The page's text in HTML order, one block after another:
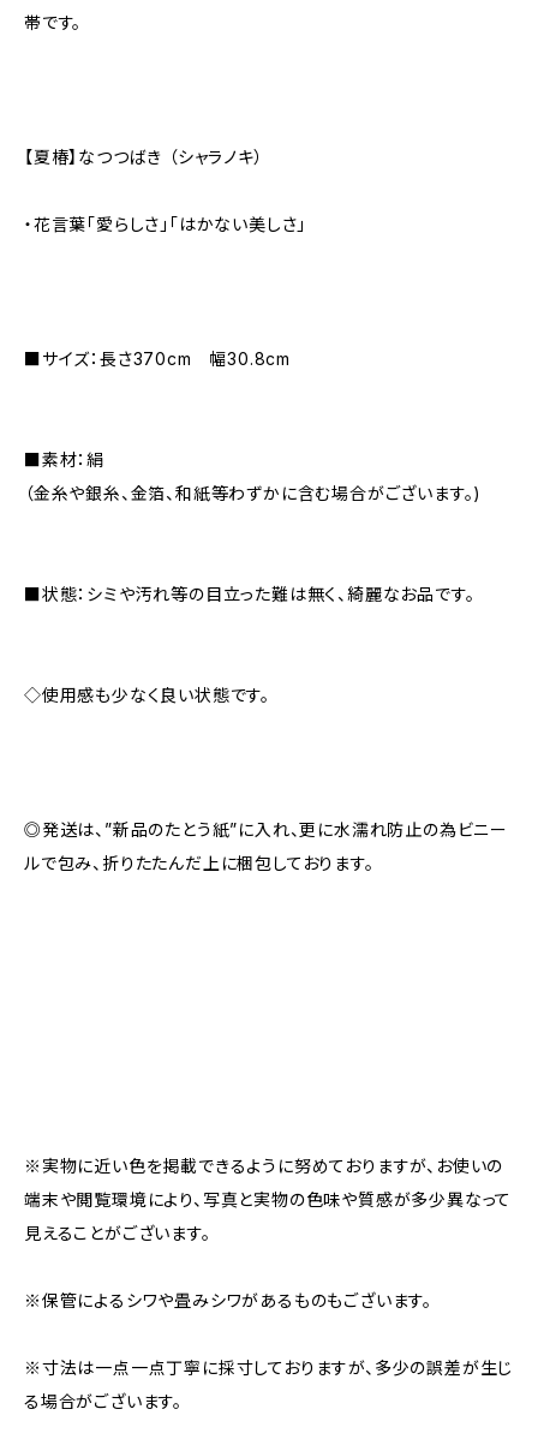
帯です。
【夏椿】なつつばき （シャラノキ）
・花言葉「愛らしさ」「はかない美しさ」
■サイズ：長さ370cm 幅30.8cm
■素材：絹
（金糸や銀糸、金箔、和紙等わずかに含む場合がございます。)
■状態：シミや汚れ等の目立った難は無く、綺麗なお品です。
◇使用感も少なく良い状態です。
◎発送は、”新品のたとう紙”に入れ、更に水濡れ防止の為ビニー
ルで包み、折りたたんだ上に梱包しております。
※実物に近い色を掲載できるように努めておりますが、お使いの
端末や閲覧環境により、写真と実物の色味や質感が多少異なって
見えることがございます。
※保管によるシワや畳みシワがあるものもございます。
※寸法は一点一点丁寧に採寸しておりますが、多少の誤差が生じ
る場合がございます。